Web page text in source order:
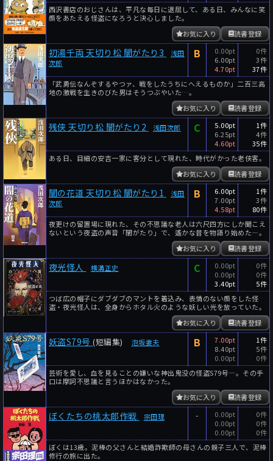
西沢書店のおじさんは、平凡な毎日に退屈して、ある日、みんなに笑
顔をあたえる怪盗になろうと決心しました。
読書登録
お気に入り
初湯千両 天切り松 闇がたり3
浅田
次郎
B
0.00pt
6.00pt
4.70pt
0件
3件
37件
「武勇伝なんぞするやつァ、戦をしたうちにへえるものか」二百三高
地の激戦を生きのびた男はそうつぶやいた…。
読書登録
お気に入り
残侠 天切り松 闇がたり2 浅田次郎 C
5.00pt
6.25pt
4.60pt
1件
4件
35件
ある日、目細の安吉一家に客分として現れた、時代がかった老侠客。
読書登録
お気に入り
闇の花道 天切り松 闇がたり1
浅田
次郎
B
6.00pt
7.00pt
4.58pt
1件
3件
80件
夜更けの留置場に現れた、その不思議な老人は六尺四方にしか聞こえ
ないという夜盗の声音「闇がたり」で、遙かな昔を物語り始めた―。
読書登録
お気に入り
夜光怪人 横溝正史 C
0.00pt
0.00pt
3.40pt
0件
0件
5件
つば広の帽子にダブダブのマントを着込み、表情のない顔をした怪
盗・夜光怪人は、全身からホタル火のような妖しい光を放っていた。
読書登録
お気に入り
妖盗S79号 (短編集) 泡坂妻夫 B
7.00pt
8.40pt
0.00pt
1件
5件
0件
芸術を愛し、血を見ることの嫌いな神出鬼没の怪盗S79号―。その手
口は摩訶不思議と言うほかはなかった。
読書登録
お気に入り
ぼくたちの桃太郎作戦 宗田理 -
0.00pt
0.00pt
0.00pt
0件
0件
0件
ぼくは13歳。泥棒の父さんと結婚詐欺師の母さんの親子三人で、泥棒
修行の旅に出た。